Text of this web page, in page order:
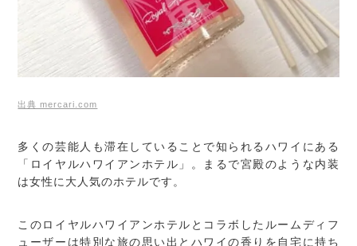
出典 mercari.com
多くの芸能人も滞在していることで知られるハワイにある
「ロイヤルハワイアンホテル」。まるで宮殿のような内装
は女性に大人気のホテルです。
このロイヤルハワイアンホテルとコラボしたルームディフ
ューザーは特別な旅の思い出とハワイの香りを自宅に持ち